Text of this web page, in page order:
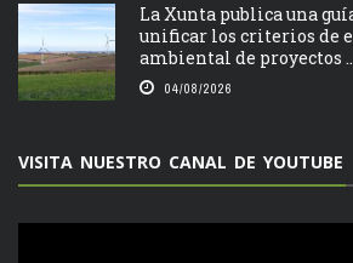
La Xunta publica una
unificar los criterios de
ambiental de proyectos
04/08/2026
VISITA NUESTRO CANAL DE YOUTUBE